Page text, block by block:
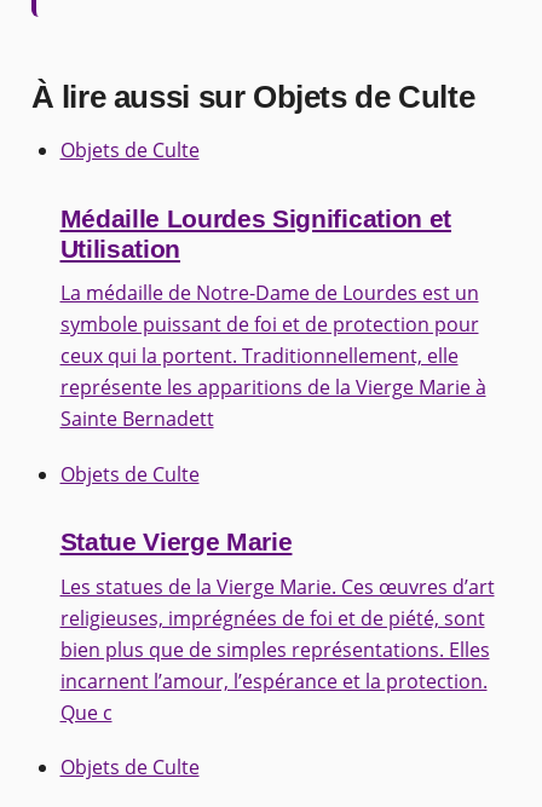
À lire aussi sur Objets de Culte
Objets de Culte
Médaille Lourdes Signification et
Utilisation
La médaille de Notre-Dame de Lourdes est un
symbole puissant de foi et de protection pour
ceux qui la portent. Traditionnellement, elle
représente les apparitions de la Vierge Marie à
Sainte Bernadett
Objets de Culte
Statue Vierge Marie
Les statues de la Vierge Marie. Ces œuvres d’art
religieuses, imprégnées de foi et de piété, sont
bien plus que de simples représentations. Elles
incarnent l’amour, l’espérance et la protection.
Que c
Objets de Culte